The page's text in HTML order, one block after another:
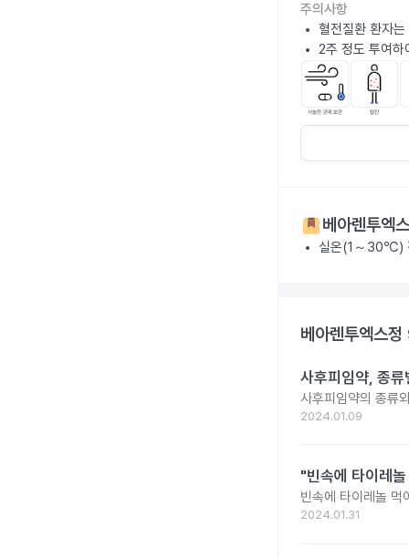
주의사항
혈전질환 환자
2주 정도 투여하
베아렌투엑
실온(1～30℃)
베아렌투엑스
사후피임약, 종
사후피임약의 종류
2024.01.09
"빈속에 타이레
빈속에 타이레놀 먹
2024.01.31